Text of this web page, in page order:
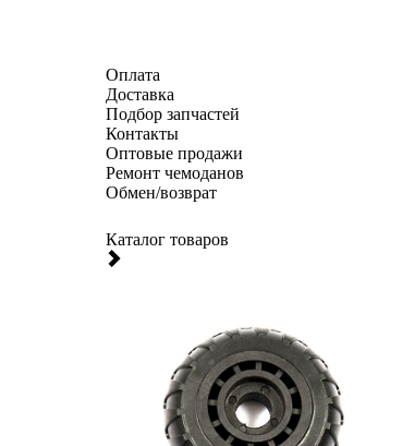
Оплата
Доставка
Подбор запчастей
Контакты
Оптовые продажи
Ремонт чемоданов
Обмен/возврат
Каталог товаров